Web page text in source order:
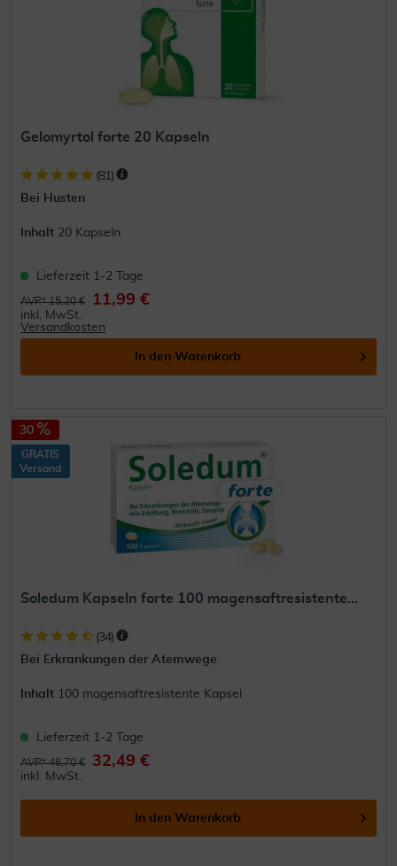
Gelomyrtol forte 20 Kapseln
(81 )
Bei Husten
Inhalt 20 Kapseln
Lieferzeit 1-2 Tage
AVP* 15,20 € 11,99 €
inkl. MwSt.
Versandkosten
In den Warenkorb
30
GRATIS
Versand
Soledum Kapseln forte 100 magensaftresistente...
(34)
Bei Erkrankungen der Atemwege
Inhalt 100 magensaftresistente Kapsel
Lieferzeit 1-2 Tage
AVP* 46,70 € 32,49 €
inkl. MwSt.
In den Warenkorb